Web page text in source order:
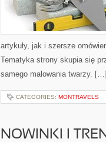
artykuły, jak i szersze
Tematyka strony skupia się
samego malowania twarzy. […]
CATEGORIES: MONTRAVELS
NOWINKI I